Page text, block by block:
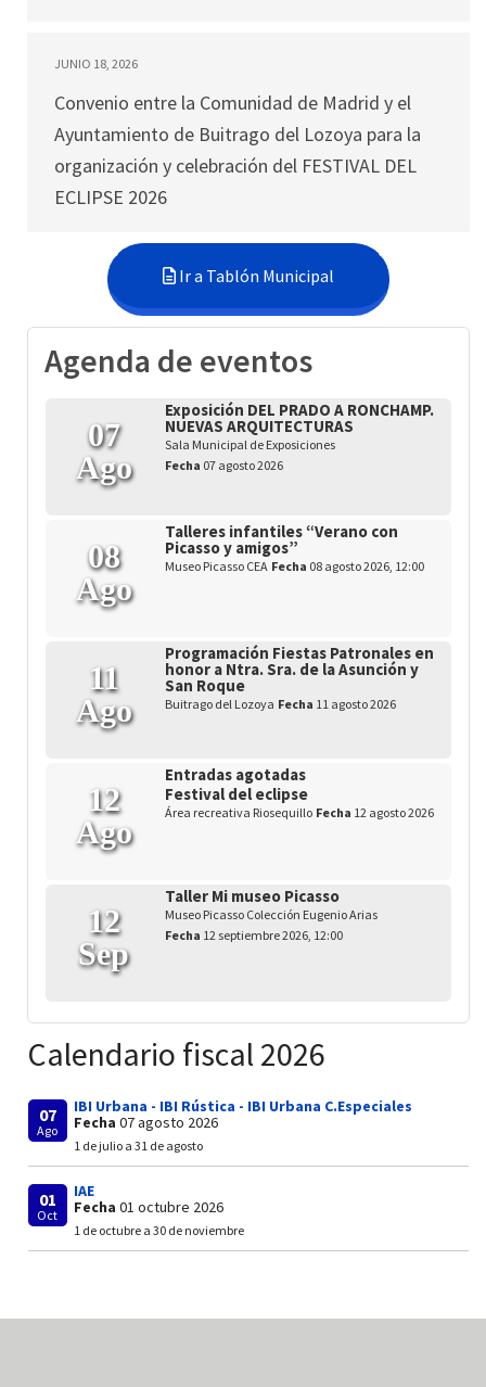
JUNIO 18, 2026
Convenio entre la Comunidad de Madrid y el
Ayuntamiento de Buitrago del Lozoya para la
organización y celebración del FESTIVAL DEL
ECLIPSE 2026
Ir a Tablón Municipal
Agenda de eventos
07
Ago
Exposición DEL PRADO A RONCHAMP.
NUEVAS ARQUITECTURAS
Sala Municipal de Exposiciones
Fecha 07 agosto 2026
08
Ago
Talleres infantiles “Verano con
Picasso y amigos”
Museo Picasso CEA Fecha 08 agosto 2026, 12:00
11
Ago
Programación Fiestas Patronales en
honor a Ntra. Sra. de la Asunción y
San Roque
Buitrago del Lozoya Fecha 11 agosto 2026
12
Ago
Entradas agotadas
Festival del eclipse
Área recreativa Riosequillo Fecha 12 agosto 2026
12
Sep
Taller Mi museo Picasso
Museo Picasso Colección Eugenio Arias
Fecha 12 septiembre 2026, 12:00
Calendario fiscal 2026
07
Ago
IBI Urbana - IBI Rústica - IBI Urbana C.Especiales
Fecha 07 agosto 2026
1 de julio a 31 de agosto
01
Oct
IAE
Fecha 01 octubre 2026
1 de octubre a 30 de noviembre